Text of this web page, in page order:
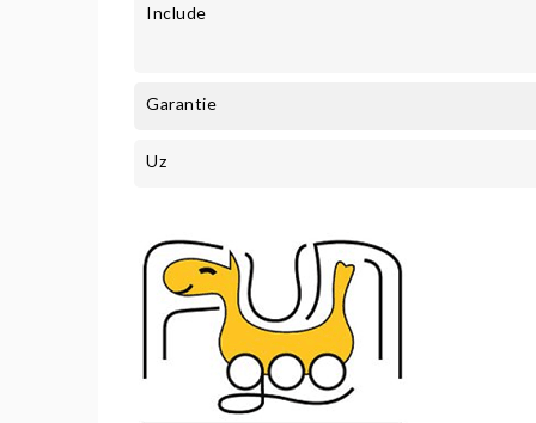
Include
Garantie
Uz